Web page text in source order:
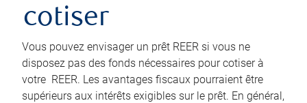
cotiser
Vous pouvez envisager un prêt REER si vous ne
disposez pas des fonds nécessaires pour cotiser à
votre REER. Les avantages fiscaux pourraient être
supérieurs aux intérêts exigibles sur le prêt. En général,